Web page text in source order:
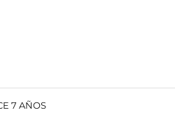
7 AÑOS